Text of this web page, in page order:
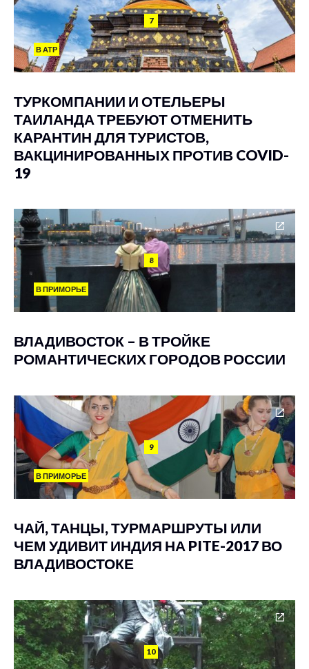
7
В АТР
ТУРКОМПАНИИ И ОТЕЛЬЕРЫ
ТАИЛАНДА ТРЕБУЮТ ОТМЕНИТЬ
КАРАНТИН ДЛЯ ТУРИСТОВ,
ВАКЦИНИРОВАННЫХ ПРОТИВ COVID-
19
8
В ПРИМОРЬЕ
ВЛАДИВОСТОК – В ТРОЙКЕ
РОМАНТИЧЕСКИХ ГОРОДОВ РОССИИ
9
В ПРИМОРЬЕ
ЧАЙ, ТАНЦЫ, ТУРМАРШРУТЫ ИЛИ
ЧЕМ УДИВИТ ИНДИЯ НА PITE-2017 ВО
ВЛАДИВОСТОКЕ
10